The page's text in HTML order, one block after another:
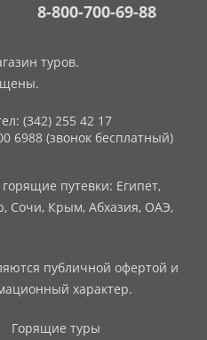
8-800-700-69-88
туров.
(342) 255 42 17
6988 (звонок бесплатный)
путевки: Египет,
Сочи, Крым, Абхазия, ОАЭ,
публичной офертой и
характер.
Горящие туры